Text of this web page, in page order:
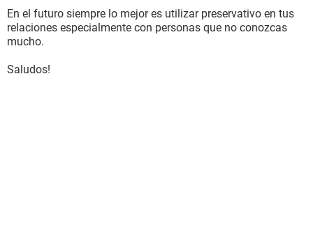
En el futuro siempre lo mejor es utilizar preservativo en tus
relaciones especialmente con personas que no conozcas
mucho.
Saludos!